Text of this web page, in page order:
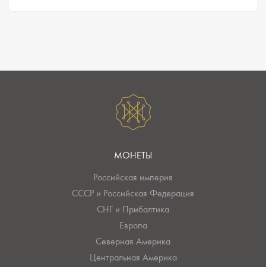
МОНЕТЫ
Российская империя
СССР и Российская Федерация
СНГ и Прибалтика
Европа
Северная Америка
Центральная Америка